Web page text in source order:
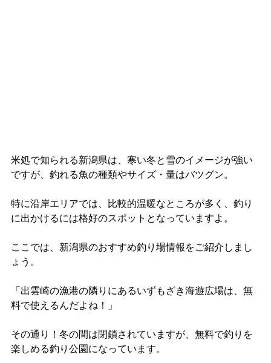
米処で知られる新潟県は、寒い冬と雪のイメージが強い
ですが、釣れる魚の種類やサイズ・量はバツグン。
特に沿岸エリアでは、比較的温暖なところが多く、釣り
に出かけるには格好のスポットとなっていますよ。
ここでは、新潟県のおすすめ釣り場情報をご紹介しまし
ょう。
「出雲崎の漁港の隣りにあるいずもざき海遊広場は、無
料で使えるんだよね！」
その通り！冬の間は閉鎖されていますが、無料で釣りを
楽しめる釣り公園になっています。